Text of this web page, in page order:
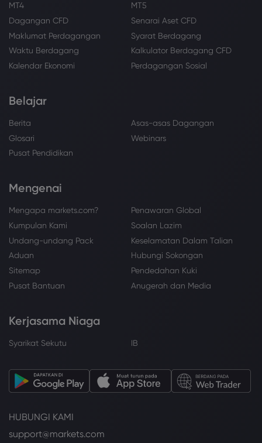
MT4
MT5
Dagangan CFD
Senarai Aset CFD
Maklumat Perdagangan
Syarat Berdagang
Waktu Berdagang
Kalkulator Berdagang CFD
Kalendar Ekonomi
Perdagangan Sosial
Belajar
Berita
Asas-asas Dagangan
Glosari
Webinars
Pusat Pendidikan
Mengenai
Mengapa markets.com?
Penawaran Global
Kumpulan Kami
Soalan Lazim
Undang-undang Pack
Keselamatan Dalam Talian
Aduan
Hubungi Sokongan
Sitemap
Pendedahan Kuki
Pusat Bantuan
Anugerah dan Media
Kerjasama Niaga
Syarikat Sekutu IB
HUBUNGI KAMI
support@markets.com